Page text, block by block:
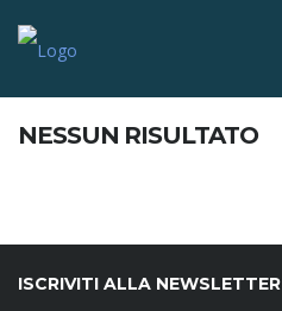
NESSUN RISULTATO
ISCRIVITI ALLA NEWSLETTER